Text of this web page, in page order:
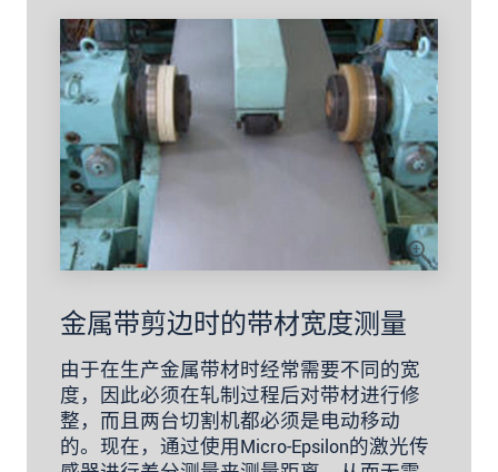
金属带剪边时的带材宽度测量
由于在生产金属带材时经常需要不同的宽
度，因此必须在轧制过程后对带材进行修
整，而且两台切割机都必须是电动移动
的。现在，通过使用Micro-Epsilon的激光传